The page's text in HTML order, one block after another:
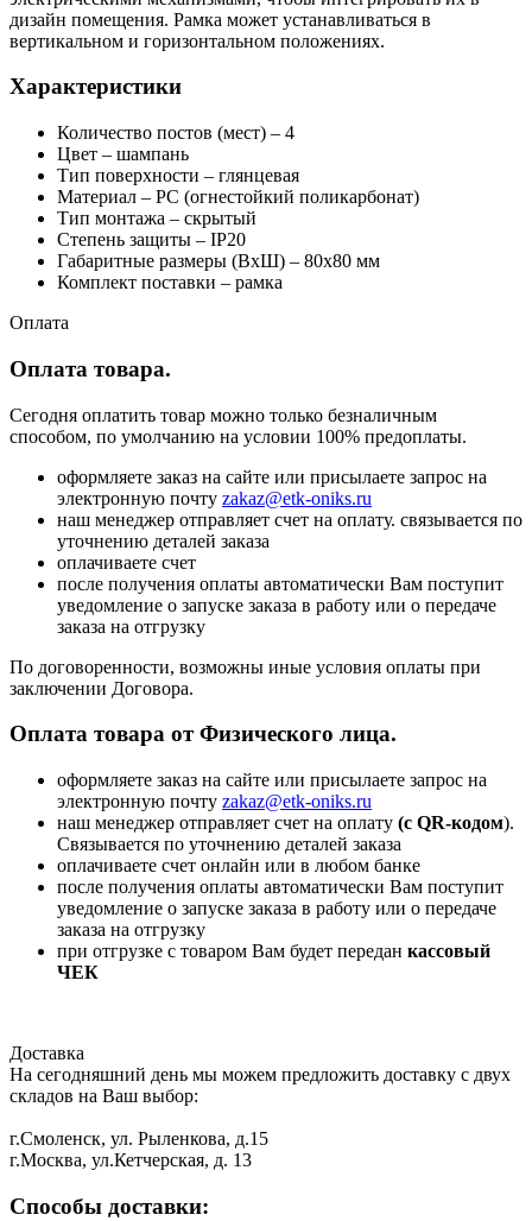
дизайн помещения. Рамка может устанавливаться в
вертикальном и горизонтальном положениях.
Характеристики
Количество постов (мест) – 4
Цвет – шампань
Тип поверхности – глянцевая
Материал – PC (огнестойкий поликарбонат)
Тип монтажа – скрытый
Степень защиты – IP20
Габаритные размеры (ВхШ) – 80х80 мм
Комплект поставки – рамка
Оплата
Оплата товара.
Сегодня оплатить товар можно только безналичным
способом, по умолчанию на условии 100% предоплаты.
оформляете заказ на сайте или присылаете запрос на
электронную почту zakaz@etk-oniks.ru
наш менеджер отправляет счет на оплату. связывается по
уточнению деталей заказа
оплачиваете счет
после получения оплаты автоматически Вам поступит
уведомление о запуске заказа в работу или о передаче
заказа на отгрузку
По договоренности, возможны иные условия оплаты при
заключении Договора.
Оплата товара от Физического лица.
оформляете заказ на сайте или присылаете запрос на
электронную почту zakaz@etk-oniks.ru
наш менеджер отправляет счет на оплату (с QR-кодом).
Связывается по уточнению деталей заказа
оплачиваете счет онлайн или в любом банке
после получения оплаты автоматически Вам поступит
уведомление о запуске заказа в работу или о передаче
заказа на отгрузку
при отгрузке с товаром Вам будет передан кассовый
ЧЕК
Доставка
На сегодняшний день мы можем предложить доставку с двух
складов на Ваш выбор:
г.Смоленск, ул. Рыленкова, д.15
г.Москва, ул.Кетчерская, д. 13
Способы доставки: